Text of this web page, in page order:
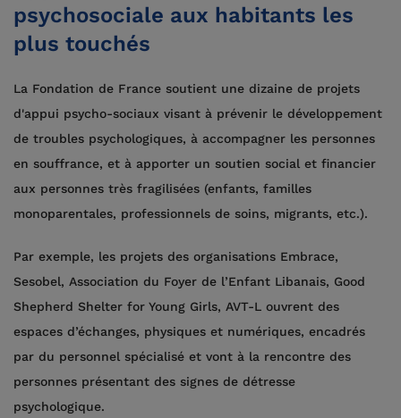
psychosociale aux habitants les
plus touchés
La Fondation de France soutient une dizaine de projets
d'appui psycho-sociaux visant à prévenir le développement
de troubles psychologiques, à accompagner les personnes
en souffrance, et à apporter un soutien social et financier
aux personnes très fragilisées (enfants, familles
monoparentales, professionnels de soins, migrants, etc.).
Par exemple, les projets des organisations Embrace,
Sesobel, Association du Foyer de l’Enfant Libanais, Good
Shepherd Shelter for Young Girls, AVT-L ouvrent des
espaces d’échanges, physiques et numériques, encadrés
par du personnel spécialisé et vont à la rencontre des
personnes présentant des signes de détresse
psychologique.